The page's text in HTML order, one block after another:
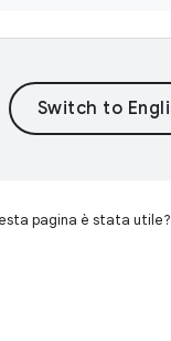
pagina è stata utile?